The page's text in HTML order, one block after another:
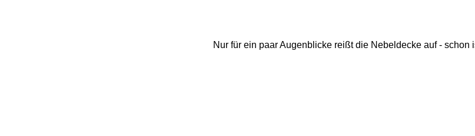
Nur für ein paar Augenblicke reißt die Nebeldecke auf - schon